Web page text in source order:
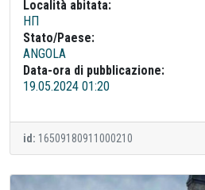
Località abitata:
НП
Stato/Paese:
ANGOLA
Data-ora di pubblicazione:
19.05.2024 01:20
id: 16509180911000210